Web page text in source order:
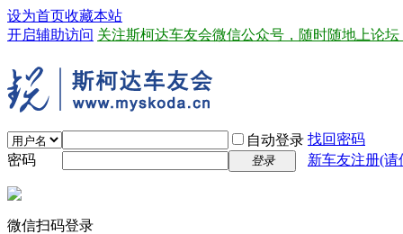
设为首页收藏本站
开启辅助访问 关注斯柯达车友会微信公众号，随时随地上论坛
自动登录 找回密码
密码
登录 新车友注册(请
微信扫码登录